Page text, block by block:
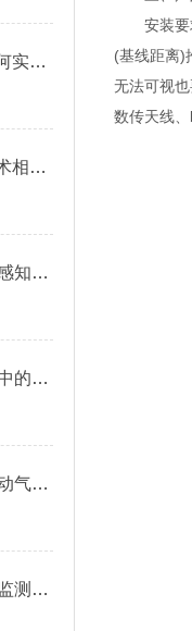
GNSS监测系统：多监测点如何实现数据同步与统一分析?
GNSS监测系统与传统测量技术相比有哪些优势？
森林生态环境监测系统，实时感知林区动态变化
超声波风速风向仪在航空气象中的安全保障
气象变化尽在掌握，校园全自动气象站助力校园气象观测/直送2024全+境+派
玉米螟监测设备，安装位置对监测结果影响大吗?
安装要求
(基线距离)
无法可视
数传天线